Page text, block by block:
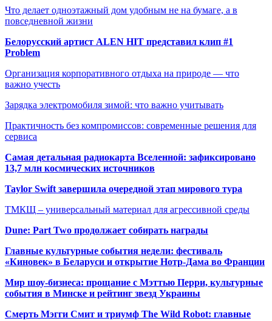
Что делает одноэтажный дом удобным не на бумаге, а в
повседневной жизни
Белорусский артист ALEN HIT представил клип #1
Problem
Организация корпоративного отдыха на природе — что
важно учесть
Зарядка электромобиля зимой: что важно учитывать
Практичность без компромиссов: современные решения для
сервиса
Самая детальная радиокарта Вселенной: зафиксировано
13,7 млн космических источников
Taylor Swift завершила очередной этап мирового тура
ТМКЩ – универсальный материал для агрессивной среды
Dune: Part Two продолжает собирать награды
Главные культурные события недели: фестиваль
«Киновек» в Беларуси и открытие Нотр-Дама во Франции
Мир шоу-бизнеса: прощание с Мэттью Перри, культурные
события в Минске и рейтинг звезд Украины
Смерть Мэгги Смит и триумф The Wild Robot: главные